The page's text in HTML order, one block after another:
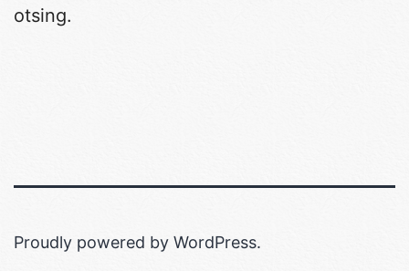
otsing.
Proudly powered by WordPress.